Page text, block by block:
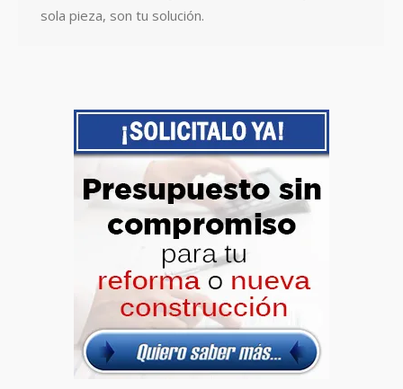
sola pieza, son tu solución.